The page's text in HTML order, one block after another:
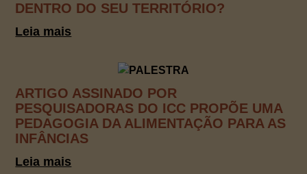
DENTRO DO SEU TERRITÓRIO?
Leia mais
ARTIGO ASSINADO POR
PESQUISADORAS DO ICC PROPÕE UMA
PEDAGOGIA DA ALIMENTAÇÃO PARA AS
INFÂNCIAS
Leia mais